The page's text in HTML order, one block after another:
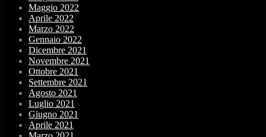
Maggio 2022
Aprile 2022
Marzo 2022
Gennaio 2022
Dicembre 2021
Novembre 2021
Ottobre 2021
Settembre 2021
Agosto 2021
Luglio 2021
Giugno 2021
Aprile 2021